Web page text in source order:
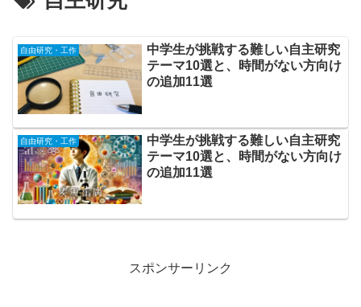
自由研究・工作
中学生が挑戦する難しい自主研究
テーマ10選と、時間がない方向け
の追加11選
自由研究・工作
中学生が挑戦する難しい自主研究
テーマ10選と、時間がない方向け
の追加11選
スポンサーリンク